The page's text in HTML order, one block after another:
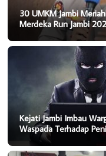
30 UMKM Jambi
Merdeka Run Jambi
Kejati Jambi Imbau
Waspada Terhadap